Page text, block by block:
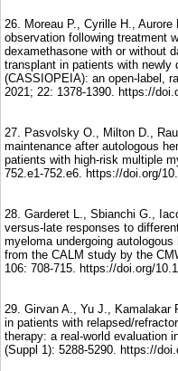
26. Moreau P., Cyrille H.,
observation following treatment
dexamethasone with or without
transplant in patients with newly
(CASSIOPEIA): an open-label,
2021; 22: 1378-1390. https://
27. Pasvolsky O., Milton D.,
maintenance after autologous
patients with high-risk multiple
752.e1-752.e6. https://doi.org/
28. Garderet L., Sbianchi G.,
versus-late responses to
myeloma undergoing
from the CALM study by the
106: 708-715. https://doi.org/
29. Girvan A., Yu J., Kamalakar
in patients with relapsed/
therapy: a real-world evaluation
(Suppl 1): 5288-5290. https://